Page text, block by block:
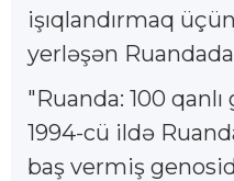
işıqlandırmaq
yerləşən
"Ruanda: 100
1994-cü ildə
baş vermiş